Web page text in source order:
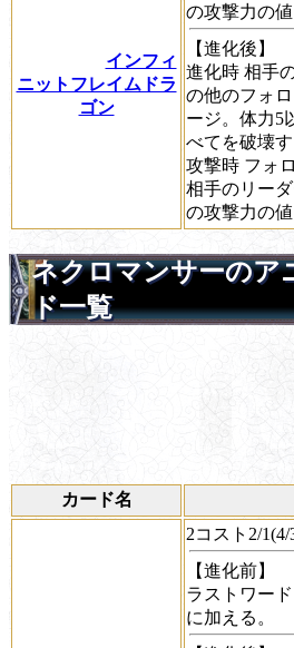
インフィ
ニットフレイムドラ
ゴン
の攻撃力の
【進化後】
進化時 相手
の他のフォ
ージ。体力5
べてを破壊す
攻撃時 フォ
相手のリー
の攻撃力の
ネクロマンサーのア
ド一覧
カード名
2コスト2/1(4/
【進化前】
ラストワード
に加える。